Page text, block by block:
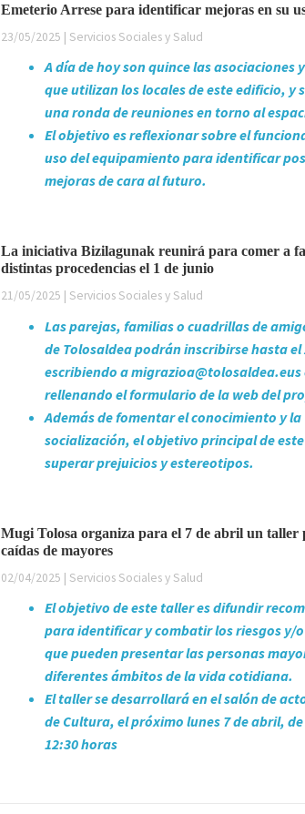
Emeterio Arrese para identificar mejoras en su
23/05/2025 | Servicios Sociales y Salud
A día de hoy son quince las asociaciones
que utilizan los locales de este edificio, y
una ronda de reuniones en torno al
El objetivo es reflexionar sobre el
uso del equipamiento para identificar
mejoras de cara al futuro.
La iniciativa Bizilagunak reunirá para comer a
distintas procedencias el 1 de junio
21/05/2025 | Servicios Sociales y Salud
Las parejas, familias o cuadrillas de
de Tolosaldea podrán inscribirse hasta el
escribiendo a migrazioa@tolosaldea.eus
rellenando el formulario de la web del
Además de fomentar el conocimiento y la
socialización, el objetivo principal de
superar prejuicios y estereotipos.
Mugi Tolosa organiza para el 7 de abril un taller
caídas de mayores
02/04/2025 | Servicios Sociales y Salud
El objetivo de este taller es difundir
para identificar y combatir los riesgos y/
que pueden presentar las personas
diferentes ámbitos de la vida cotidiana.
El taller se desarrollará en el salón de
de Cultura, el próximo lunes 7 de abril, de
12:30 horas